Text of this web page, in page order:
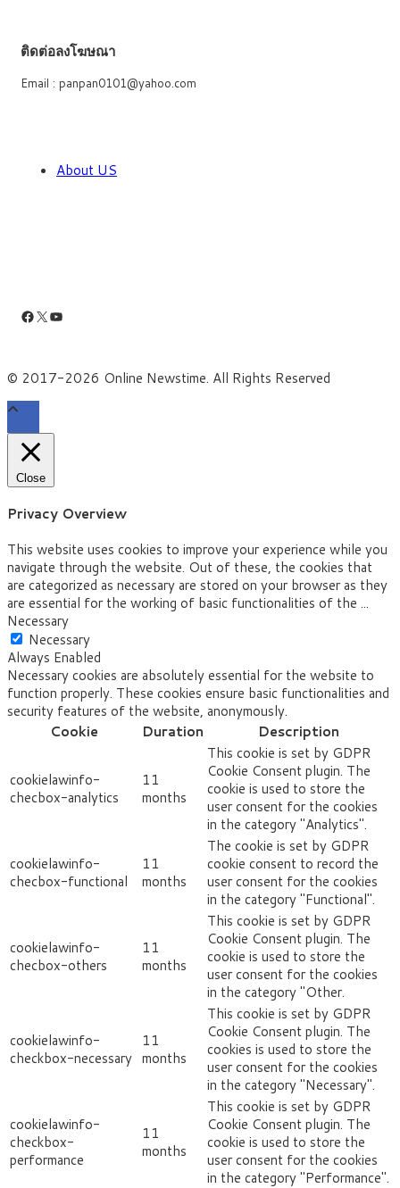
ติดต่อลงโฆษณา
Email : panpan0101@yahoo.com
About US
Facebook
X YouTube
© 2017-2026 Online Newstime. All Rights Reserved
Close
Privacy Overview
This website uses cookies to improve your experience while you
navigate through the website. Out of these, the cookies that
are categorized as necessary are stored on your browser as they
are essential for the working of basic functionalities of the ...
Necessary
Necessary
Always Enabled
Necessary cookies are absolutely essential for the website to
function properly. These cookies ensure basic functionalities and
security features of the website, anonymously.
Cookie
Duration Description
cookielawinfo-
checbox-analytics
11
months
This cookie is set by GDPR
Cookie Consent plugin. The
cookie is used to store the
user consent for the cookies
in the category "Analytics".
cookielawinfo-
checbox-functional
11
months
The cookie is set by GDPR
cookie consent to record the
user consent for the cookies
in the category "Functional".
cookielawinfo-
checbox-others
11
months
This cookie is set by GDPR
Cookie Consent plugin. The
cookie is used to store the
user consent for the cookies
in the category "Other.
cookielawinfo-
checkbox-necessary
11
months
This cookie is set by GDPR
Cookie Consent plugin. The
cookies is used to store the
user consent for the cookies
in the category "Necessary".
cookielawinfo-
checkbox-
performance
11
months
This cookie is set by GDPR
Cookie Consent plugin. The
cookie is used to store the
user consent for the cookies
in the category "Performance".